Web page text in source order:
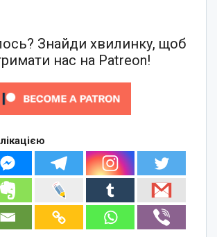
Знайди хвилинку, щоб
нас на Patreon!